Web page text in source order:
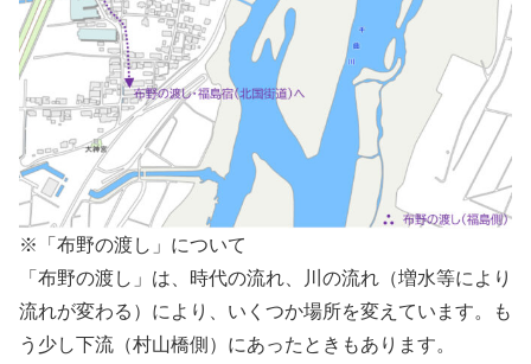
※「布野の渡し」について
「布野の渡し」は、時代の流れ、川の流れ（増水等により
流れが変わる）により、いくつか場所を変えています。も
う少し下流（村山橋側）にあったときもあります。